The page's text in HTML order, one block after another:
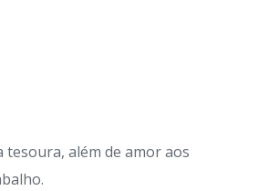
tesoura, além de amor aos